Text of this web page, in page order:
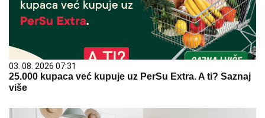
03. 08. 2026 07:31
25.000 kupaca već kupuje uz PerSu Extra. A ti? Saznaj
više